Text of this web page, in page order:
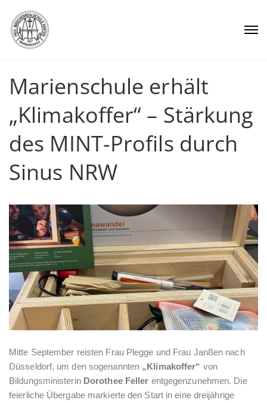
Marienschule erhält
„Klimakoffer“ – Stärkung
des MINT-Profils durch
Sinus NRW
Mitte September reisten Frau Plegge und Frau Janßen nach
Düsseldorf, um den sogenannten „Klimakoffer“ von
Bildungsministerin Dorothee Feller entgegenzunehmen. Die
feierliche Übergabe markierte den Start in eine dreijährige